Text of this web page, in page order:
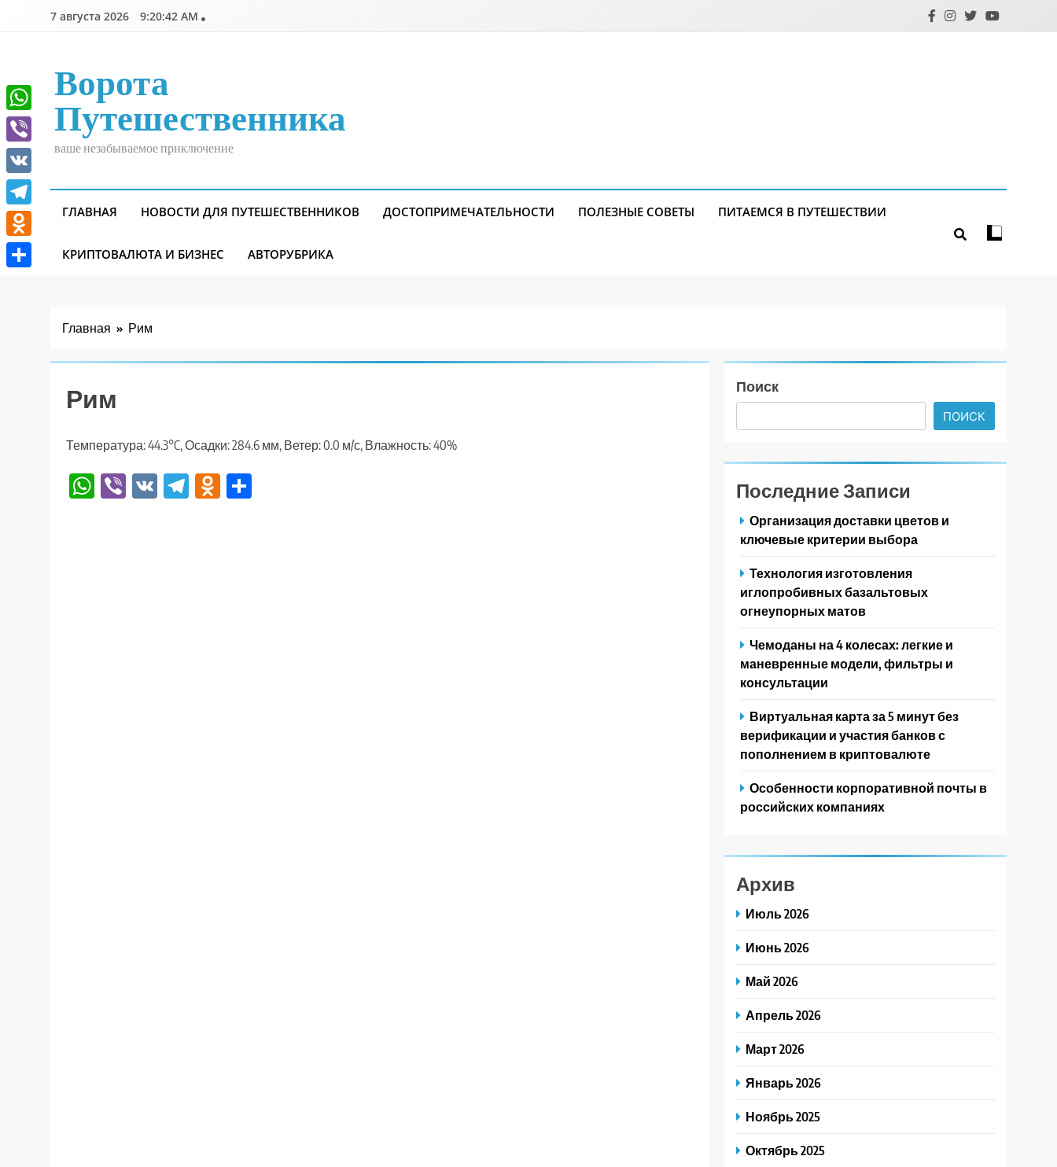
7 августа 2026 9:20:43 AM
Ворота
Путешественника
ваше незабываемое приключение
ГЛАВНАЯ НОВОСТИ ДЛЯ ПУТЕШЕСТВЕННИКОВ ДОСТОПРИМЕЧАТЕЛЬНОСТИ ПОЛЕЗНЫЕ СОВЕТЫ ПИТАЕМСЯ В ПУТЕШЕСТВИИ
КРИПТОВАЛЮТА И БИЗНЕС АВТОРУБРИКА
Главная Рим
Рим
Температура: 44.3°C, Осадки: 284.6 мм, Ветер: 0.0 м/с, Влажность: 40%
WhatsApp
Viber
VK TelegramOdnoklassniki
Поиск
ПОИСК
Последние Записи
Организация доставки цветов и
ключевые критерии выбора
Технология изготовления
иглопробивных базальтовых
огнеупорных матов
Чемоданы на 4 колесах: легкие и
маневренные модели, фильтры и
консультации
Виртуальная карта за 5 минут без
верификации и участия банков с
пополнением в криптовалюте
Особенности корпоративной почты в
российских компаниях
Архив
Июль 2026
Июнь 2026
Май 2026
Апрель 2026
Март 2026
Январь 2026
Ноябрь 2025
Октябрь 2025
WhatsApp
Viber
VK
Telegram
Odnoklassniki